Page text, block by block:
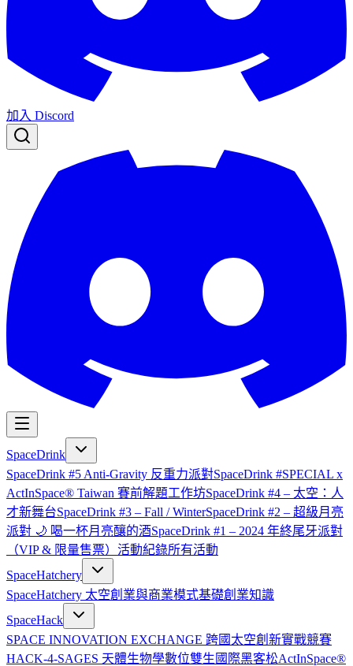
加入 Discord
SpaceDrink
SpaceDrink #5 Anti-Gravity 反重力派對SpaceDrink #SPECIAL x
ActInSpace® Taiwan 賽前解題工作坊SpaceDrink #4 – 太空：人
才新舞台SpaceDrink #3 – Fall / WinterSpaceDrink #2 – 超級月亮
派對 🌙 喝一杯月亮釀的酒SpaceDrink #1 – 2024 年終尾牙派對
（VIP & 限量售票） 活動紀錄所有活動
SpaceHatchery
SpaceHatchery 太空創業與商業模式基礎創業知識
SpaceHack
SPACE INNOVATION EXCHANGE 跨國太空創新實戰競賽
HACK-4-SAGES 天體生物學數位雙生國際黑客松ActInSpace®